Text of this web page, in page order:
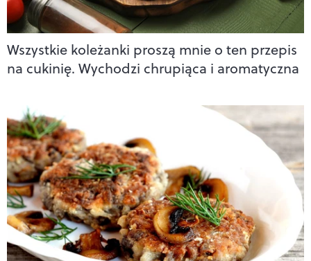
Wszystkie koleżanki proszą mnie o ten przepis
na cukinię. Wychodzi chrupiąca i aromatyczna